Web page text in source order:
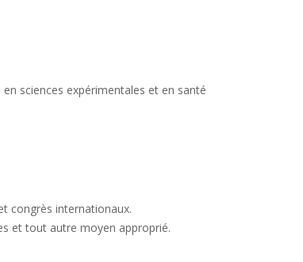
sciences expérimentales et en santé
congrès internationaux.
et tout autre moyen approprié.